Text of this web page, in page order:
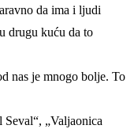
da ima i ljudi
drugu kuću da to
nas je mnogo bolje. To
„Valjaonica